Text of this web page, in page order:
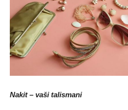
Nakit – vaši talismani